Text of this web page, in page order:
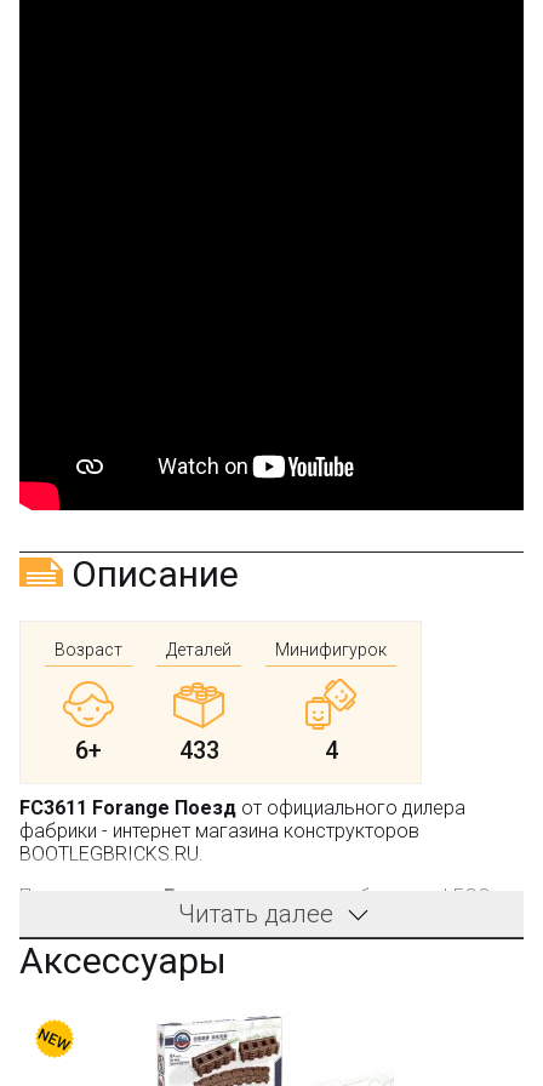
Описание
Возраст
6+
Деталей
433
Минифигурок
4
FC3611 Forange Поезд от официального дилера
фабрики - интернет магазина конструкторов
BOOTLEGBRICKS.RU.
Производитель: Forange
, не является брендом LEGO.
Поезд, собираемый из деталей данного конструктора,
предназначен для детей 6-летнего возраста. Копия
железнодорожного транспортного средства из
двух прицепных грузовых платформ открытого типа.
Судя по картинке, украшающей лицевую сторону
фирменной коробки набора, состав является почтово-
Читать далее
Аксессуары